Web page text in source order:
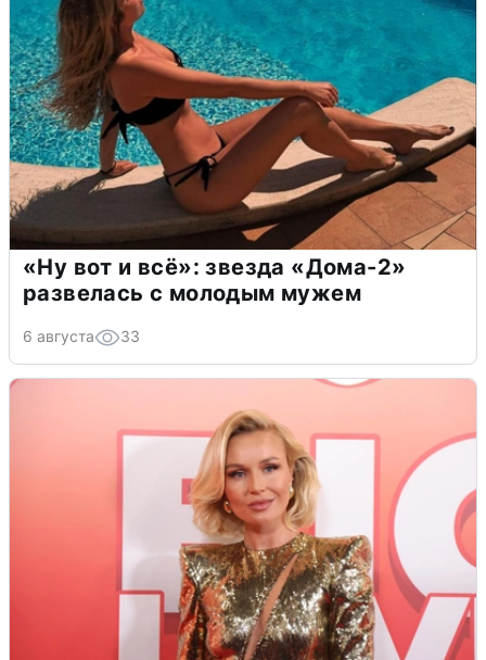
«Ну вот и всё»: звезда «Дома-2»
развелась с молодым мужем
6 августа 33